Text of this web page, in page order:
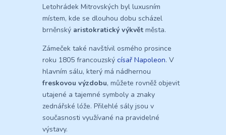
Letohrádek Mitrovských byl luxusním
místem, kde se dlouhou dobu scházel
brněnský aristokratický výkvět města.
Zámeček také navštívil osmého prosince
roku 1805 francouzský císař Napoleon. V
hlavním sálu, který má nádhernou
freskovou výzdobu, můžete rovněž objevit
utajené a tajemné symboly a znaky
zednářské lóže. Přilehlé sály jsou v
současnosti využívané na pravidelné
výstavy.